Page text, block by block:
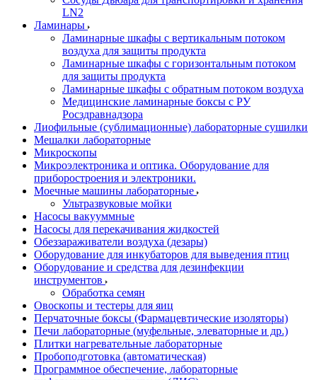
LN2
Ламинары
Ламинарные шкафы с вертикальным потоком
воздуха для защиты продукта
Ламинарные шкафы с горизонтальным потоком
для защиты продукта
Ламинарные шкафы с обратным потоком воздуха
Медицинские ламинарные боксы с РУ
Росздравнадзора
Лиофильные (сублимационные) лабораторные сушилки
Мешалки лабораторные
Микроскопы
Микроэлектроника и оптика. Оборудование для
приборостроения и электроники.
Моечные машины лабораторные
Ультразвуковые мойки
Насосы вакууммные
Насосы для перекачивания жидкостей
Обеззараживатели воздуха (дезары)
Оборудование для инкубаторов для выведения птиц
Оборудование и средства для дезинфекции
инструментов
Обработка семян
Овоскопы и тестеры для яиц
Перчаточные боксы (Фармацевтические изоляторы)
Печи лабораторные (муфельные, элеваторные и др.)
Плитки нагревательные лабораторные
Пробоподготовка (автоматическая)
Программное обеспечение, лабораторные